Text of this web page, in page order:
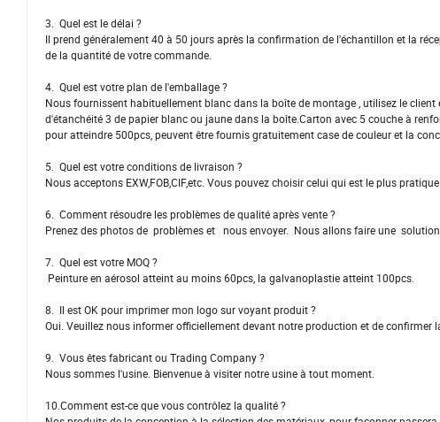
3. Quel est le délai ?
Il prend généralement 40 à 50 jours après la confirmation de l'échantillon et la
de la quantité de votre commande.
4. Quel est votre plan de l'emballage ?
Nous fournissent habituellement blanc dans la boîte de montage , utilisez le
d'étanchéité 3 de papier blanc ou jaune dans la boîte.Carton avec 5 couche à
pour atteindre 500pcs, peuvent être fournis gratuitement case de couleur et la
5. Quel est votre conditions de livraison ?
Nous acceptons EXW,FOB,CIF,etc. Vous pouvez choisir celui qui est le plus
6. Comment résoudre les problèmes de qualité après vente ?
Prenez des photos de problèmes et nous envoyer. Nous allons faire une
7. Quel est votre MOQ ?
Peinture en aérosol atteint au moins 60pcs, la galvanoplastie atteint 100pcs.
8. Il est OK pour imprimer mon logo sur voyant produit ?
Oui. Veuillez nous informer officiellement devant notre production et de
9. Vous êtes fabricant ou Trading Company ?
Nous sommes l'usine. Bienvenue à visiter notre usine à tout moment.
10.Comment est-ce que vous contrôlez la qualité ?